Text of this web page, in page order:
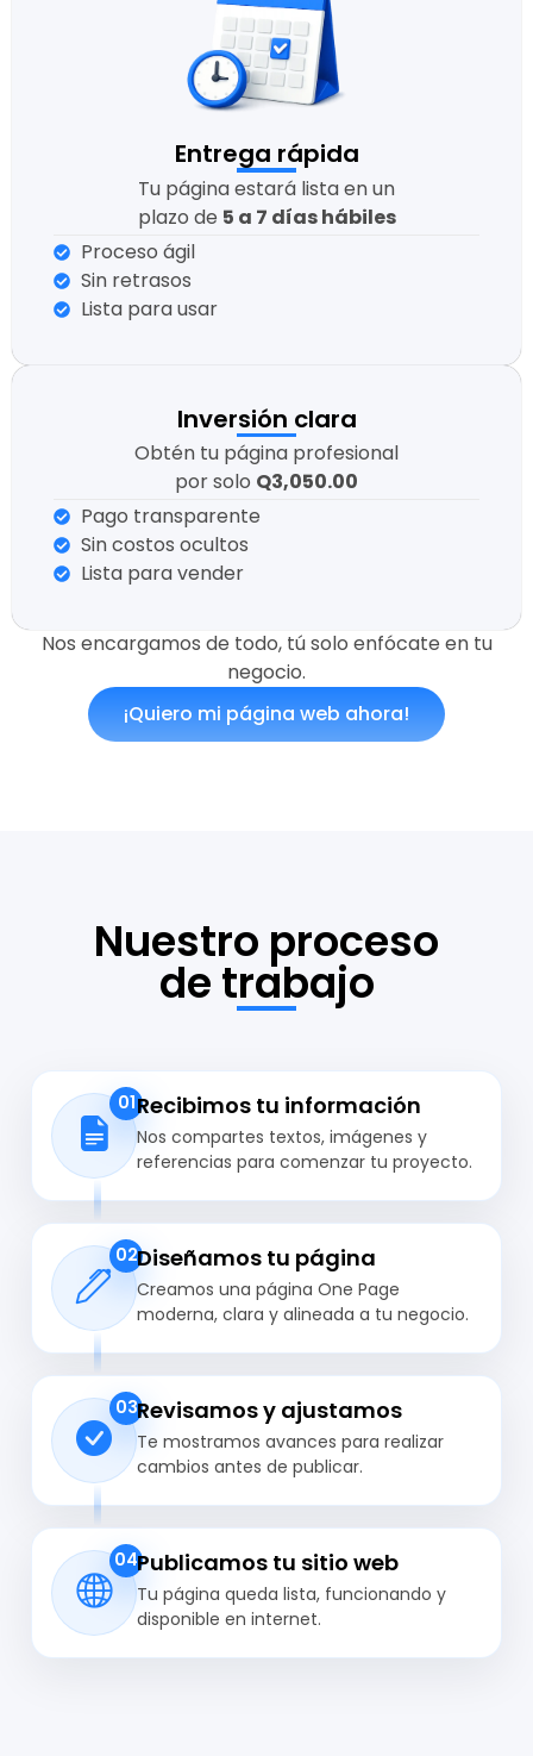
Entrega rápida
Tu página estará lista en un
plazo de 5 a 7 días hábiles
Proceso ágil
Sin retrasos
Lista para usar
Inversión clara
Obtén tu página profesional
por solo Q3,050.00
Pago transparente
Sin costos ocultos
Lista para vender
Nos encargamos de todo, tú solo enfócate en tu
negocio.
¡Quiero mi página web ahora!
Nuestro proceso
de trabajo
01Recibimos tu información
Nos compartes textos, imágenes y
referencias para comenzar tu proyecto.
02Diseñamos tu página
Creamos una página One Page
moderna, clara y alineada a tu negocio.
03Revisamos y ajustamos
Te mostramos avances para realizar
cambios antes de publicar.
04Publicamos tu sitio web
Tu página queda lista, funcionando y
disponible en internet.